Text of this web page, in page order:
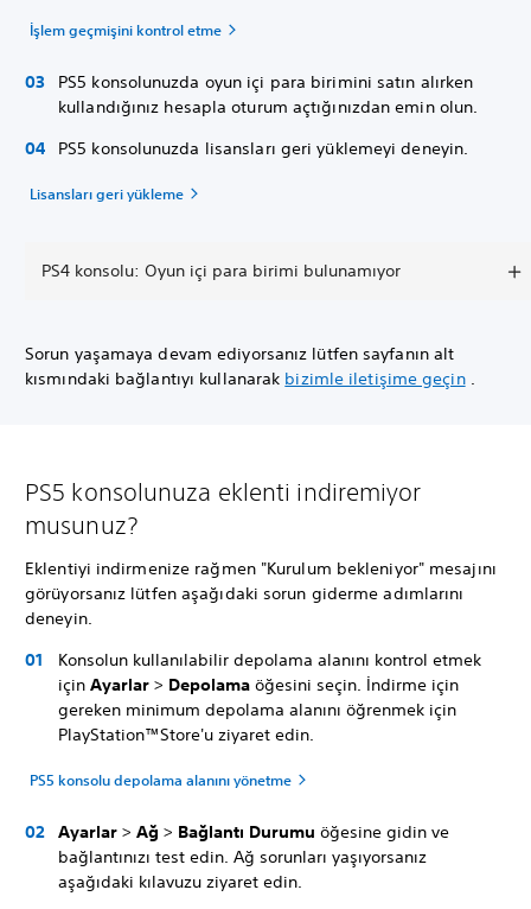
İşlem geçmişini kontrol etme
PS5 konsolunuzda oyun içi para birimini satın alırken
kullandığınız hesapla oturum açtığınızdan emin olun.
PS5 konsolunuzda lisansları geri yüklemeyi deneyin.
Lisansları geri yükleme
PS4 konsolu: Oyun içi para birimi bulunamıyor
Sorun yaşamaya devam ediyorsanız lütfen sayfanın alt
kısmındaki bağlantıyı kullanarak bizimle iletişime geçin.
PS5 konsolunuza eklenti indiremiyor
musunuz?
Eklentiyi indirmenize rağmen "Kurulum bekleniyor" mesajını
görüyorsanız lütfen aşağıdaki sorun giderme adımlarını
deneyin.
Konsolun kullanılabilir depolama alanını kontrol etmek
için Ayarlar > Depolama öğesini seçin. İndirme için
gereken minimum depolama alanını öğrenmek için
PlayStation™Store'u ziyaret edin.
PS5 konsolu depolama alanını yönetme
Ayarlar > Ağ > Bağlantı Durumu öğesine gidin ve
bağlantınızı test edin. Ağ sorunları yaşıyorsanız
aşağıdaki kılavuzu ziyaret edin.